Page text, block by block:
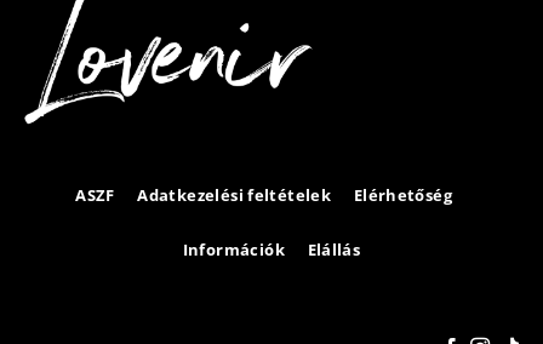
ASZF Adatkezelési feltételek Elérhetőség
Információk Elállás